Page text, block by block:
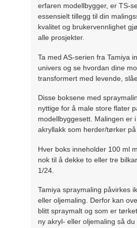
erfaren modellbygger, er TS-
essensielt tillegg til din
kvalitet og brukervennlighet
alle prosjekter.
Ta med AS-serien fra Tamiya
univers og se hvordan dine
transformert med levende,
Disse boksene med
nyttige for å male store flater
modellbyggesett. Malingen er
akryllakk som herder/tørker
Hver boks inneholder 100 ml
nok til å dekke to eller tre
1/24.
Tamiya spraymaling påvirkes
eller oljemaling. Derfor kan
blitt spraymalt og som er
ny akryl- eller oljemaling så